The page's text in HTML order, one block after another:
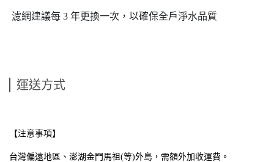
濾網建議每 3 年更換一次，以確保全戶淨水品質
運送方式
【注意事項】
台灣偏遠地區、澎湖金門馬祖(等)外島，需額外加收運費。